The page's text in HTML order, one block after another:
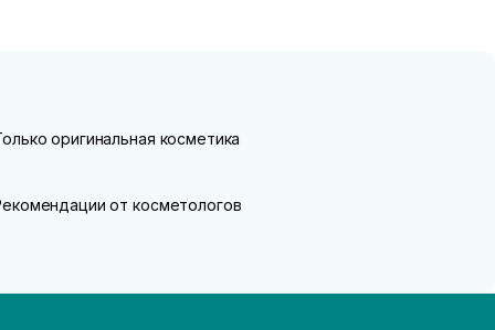
оригинальная косметика
от косметологов